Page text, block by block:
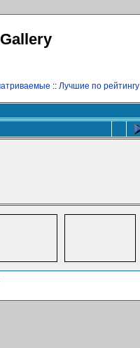
:: Лучшие по рейтингу